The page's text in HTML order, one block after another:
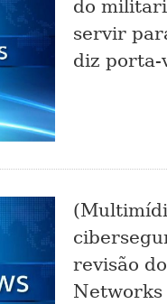
do
servir
diz porta-
revisão
Networks